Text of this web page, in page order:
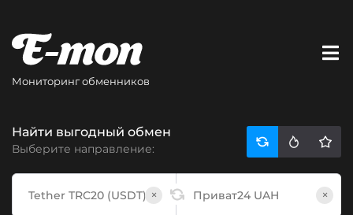
Мониторинг обменников
Найти выгодный обмен
Выберите направление:
× ×